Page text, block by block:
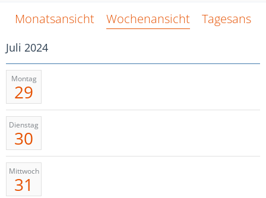
Monatsansicht Wochenansicht
Juli 2024
Montag
29
Dienstag
30
Mittwoch
31